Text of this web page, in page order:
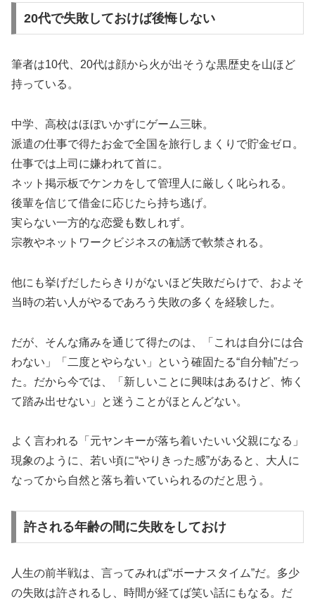
20代で失敗しておけば後悔しない
筆者は10代、20代は顔から火が出そうな黒歴史を山ほど
持っている。
中学、高校はほぼいかずにゲーム三昧。
派遣の仕事で得たお金で全国を旅行しまくりで貯金ゼロ。
仕事では上司に嫌われて首に。
ネット掲示板でケンカをして管理人に厳しく叱られる。
後輩を信じて借金に応じたら持ち逃げ。
実らない一方的な恋愛も数しれず。
宗教やネットワークビジネスの勧誘で軟禁される。
他にも挙げだしたらきりがないほど失敗だらけで、およそ
当時の若い人がやるであろう失敗の多くを経験した。
だが、そんな痛みを通じて得たのは、「これは自分には合
わない」「二度とやらない」という確固たる“自分軸”だっ
た。だから今では、「新しいことに興味はあるけど、怖く
て踏み出せない」と迷うことがほとんどない。
よく言われる「元ヤンキーが落ち着いたいい父親になる」
現象のように、若い頃に“やりきった感”があると、大人に
なってから自然と落ち着いていられるのだと思う。
許される年齢の間に失敗をしておけ
人生の前半戦は、言ってみれば“ボーナスタイム”だ。多少
の失敗は許されるし、時間が経てば笑い話にもなる。だ